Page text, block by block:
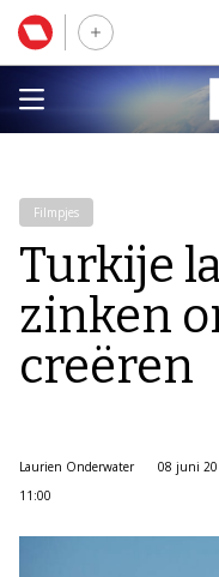
Filmpjes
Turkije
zinken
creëren
Laurien Onderwater
08 juni
11:00